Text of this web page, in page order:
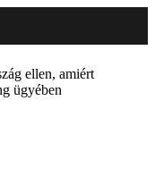
ellen, amiért
ügyében